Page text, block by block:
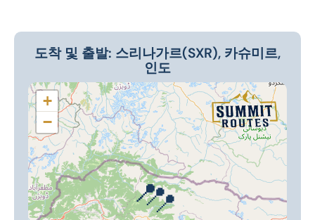
도착 및 출발: 스리나가르(SXR), 카슈미르,
인도
📍
📍
📍
📍
📍
+
−